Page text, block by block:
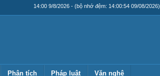
14:00 9/8/2026 - (bộ nhớ đệm: 14:00:54 09/08/2026)
Phân tích Pháp luật Văn nghệ